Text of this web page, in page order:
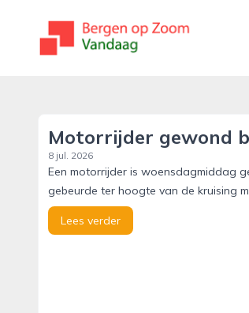
bergenopzoomvandaag.nl
Motorrijder gewond
8 jul. 2026
Een motorrijder is woensdagmiddag
gebeurde ter hoogte van de kruising
Lees verder